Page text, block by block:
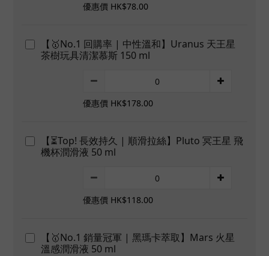
優惠價 HK$78.00
【🥇No.1 回購率 | 中性溫和】Uranus 天王星
茶樹玩具清潔慕斯 150 ml
優惠價 HK$178.00
【⏳Top! 長效持久 | 順滑拉絲】Pluto 冥王星 飛
機杯潤滑液 50 ml
優惠價 HK$118.00
【🥇No.1 銷量冠軍 | 黑瑪卡萃取】Mars 火星
溫感潤滑液 50 ml